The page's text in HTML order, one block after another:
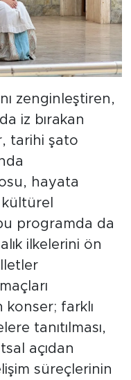
zenginleştiren,
iz bırakan
tarihi şato
hayata
programda da
ilkelerini ön
farklı
tanıtılması,
açıdan
süreçlerinin